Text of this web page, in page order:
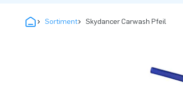
Sortiment Skydancer Carwash Pfeil